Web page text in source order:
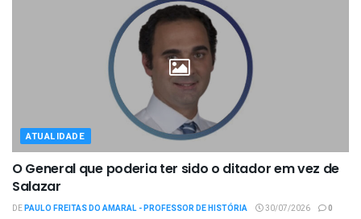
ATUALIDADE
O General que poderia ter sido o ditador em vez de
Salazar
DEPAULO FREITAS DO AMARAL - PROFESSOR DE HISTÓRIA 30/07/2026 0